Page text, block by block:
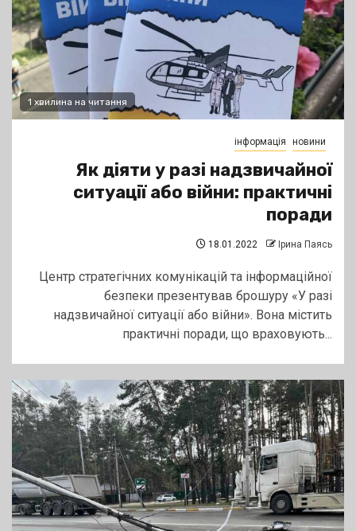
1 хвилина на читання
інформація новини
Як діяти у разі надзвичайної
ситуації або війни: практичні
поради
18.01.2022 Ірина Паясь
Центр стратегічних комунікацій та інформаційної
безпеки презентував брошуру «У разі
надзвичайної ситуації або війни». Вона містить
практичні поради, що враховують...